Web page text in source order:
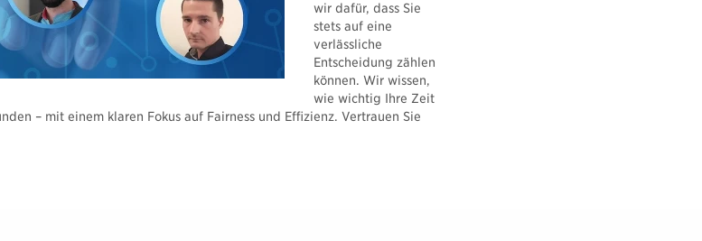
wir dafür, dass Sie
stets auf eine
verlässliche
Entscheidung zählen
können. Wir wissen,
wie wichtig Ihre Zeit
– mit einem klaren Fokus auf Fairness und Effizienz. Vertrauen Sie